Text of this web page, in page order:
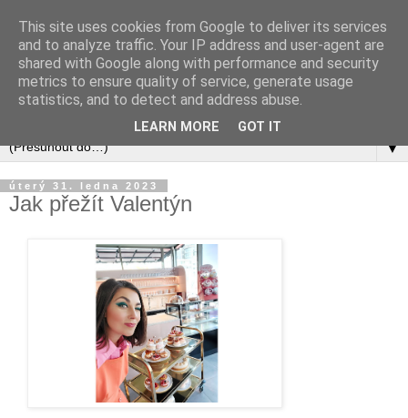
▼
úterý 31. ledna 2023
Jak přežít Valentýn
This site uses cookies from Google to deliver its services
and to analyze traffic. Your IP address and user-agent are
shared with Google along with performance and security
metrics to ensure quality of service, generate usage
statistics, and to detect and address abuse.
LEARN MORE GOT IT